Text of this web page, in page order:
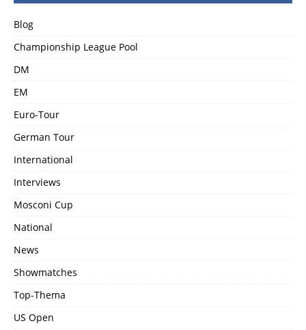
Blog
Championship League Pool
DM
EM
Euro-Tour
German Tour
International
Interviews
Mosconi Cup
National
News
Showmatches
Top-Thema
US Open